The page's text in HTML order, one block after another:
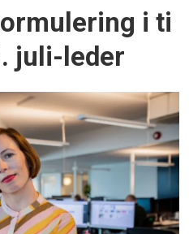
i ti
juli-leder